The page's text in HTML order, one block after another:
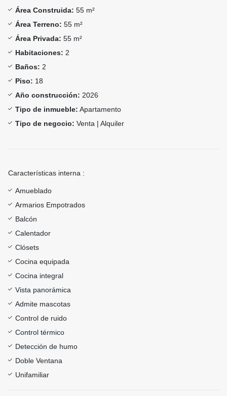
Área Construida: 55 m²
Área Terreno: 55 m²
Área Privada: 55 m²
Habitaciones: 2
Baños: 2
Piso: 18
Año construcción: 2026
Tipo de inmueble: Apartamento
Tipo de negocio: Venta | Alquiler
Características interna :
Amueblado
Armarios Empotrados
Balcón
Calentador
Clósets
Cocina equipada
Cocina integral
Vista panorámica
Admite mascotas
Control de ruido
Control térmico
Detección de humo
Doble Ventana
Unifamiliar